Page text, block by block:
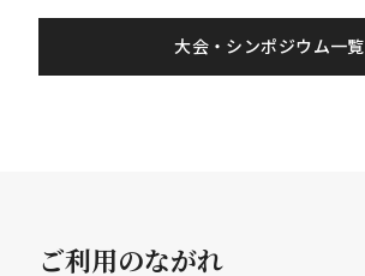
大会・シンポジウム一覧
ご利用のながれ